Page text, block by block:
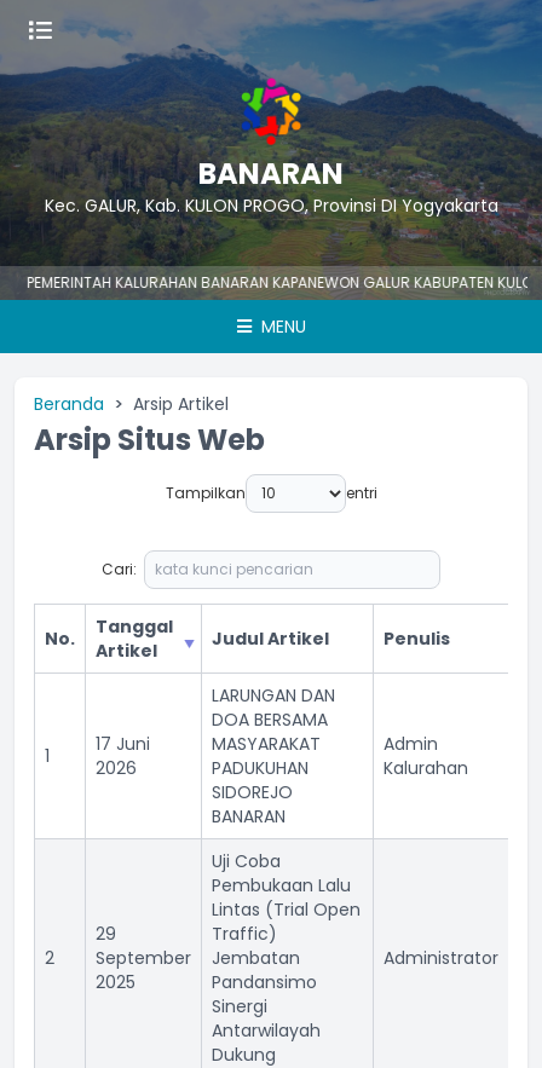
BANARAN
Kec. GALUR, Kab. KULON PROGO, Provinsi DI Yogyakarta
KALURAHAN BANARAN KAPANEWON GALUR KABUPATEN
MENU
Beranda Arsip Artikel
Arsip Situs Web
Tampilkan entri
Cari:
No.
Tanggal
Artikel
Judul Artikel Penulis
1
17 Juni
2026
LARUNGAN DAN
DOA BERSAMA
MASYARAKAT
PADUKUHAN
SIDOREJO
BANARAN
Admin
Kalurahan
2
29
September
2025
Uji Coba
Pembukaan Lalu
Lintas (Trial Open
Traffic)
Jembatan
Pandansimo
Sinergi
Antarwilayah
Dukung
Administrator